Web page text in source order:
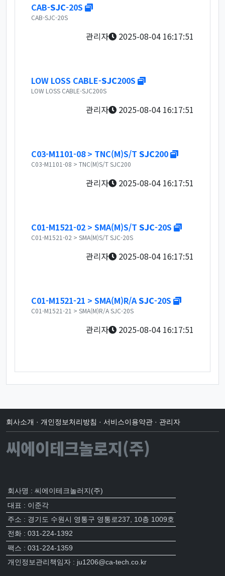
CAB-SJC-20S 새창
CAB-SJC-20S
관리자 2025-08-04 16:17:51
LOW LOSS CABLE-SJC200S 새창
LOW LOSS CABLE-SJC200S
관리자 2025-08-04 16:17:51
C03-M1101-08 > TNC(M)S/T SJC200 새창
C03-M1101-08 > TNC(M)S/T SJC200
관리자 2025-08-04 16:17:51
C01-M1521-02 > SMA(M)S/T SJC-20S 새창
C01-M1521-02 > SMA(M)S/T SJC-20S
관리자 2025-08-04 16:17:51
C01-M1521-21 > SMA(M)R/ASJC-20S 새창
C01-M1521-21 > SMA(M)R/A SJC-20S
관리자 2025-08-04 16:17:51
회사소개 · 개인정보처리방침 · 서비스이용약관 · 관리자
씨에이테크놀로지(주)
회사명 : 씨에이테크놀러지(주)
대표 : 이준각
주소 : 경기도 수원시 영통구 영통로237, 10층 1009호
전화 : 031-224-1392
팩스 : 031-224-1359
개인정보관리책임자 : ju1206@ca-tech.co.kr